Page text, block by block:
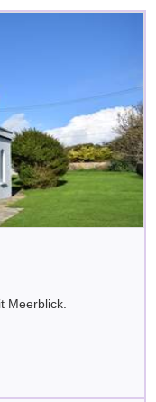
Meerblick.